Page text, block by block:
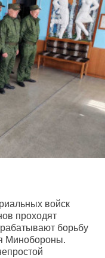
войск
проходят
борьбу
Минобороны.